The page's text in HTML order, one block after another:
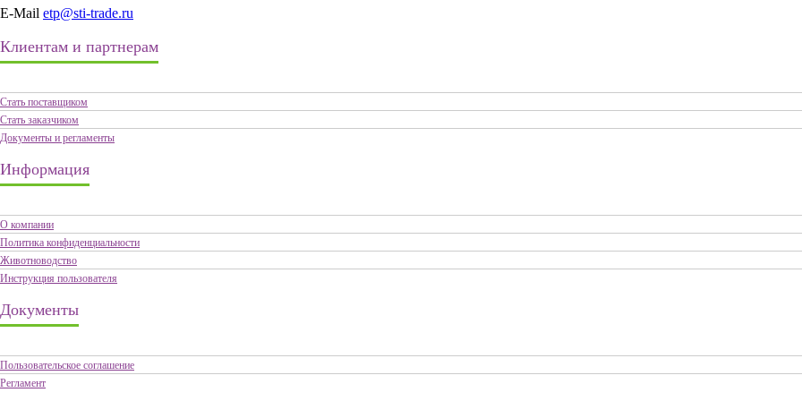
E-Mail etp@sti-trade.ru
Клиентам и партнерам
Стать поставщиком
Стать заказчиком
Документы и регламенты
Информация
О компании
Политика конфиденциальности
Животноводство
Инструкция пользователя
Документы
Пользовательское соглашение
Регламент